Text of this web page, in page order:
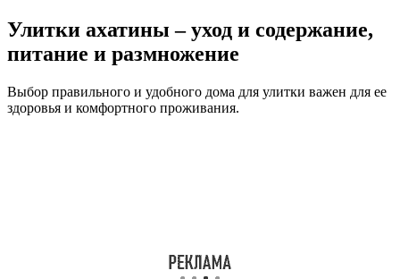
Улитки ахатины – уход и содержание,
питание и размножение
Выбор правильного и удобного дома для улитки важен для ее
здоровья и комфортного проживания.